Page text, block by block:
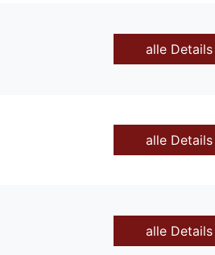
alle Details
alle Details
alle Details